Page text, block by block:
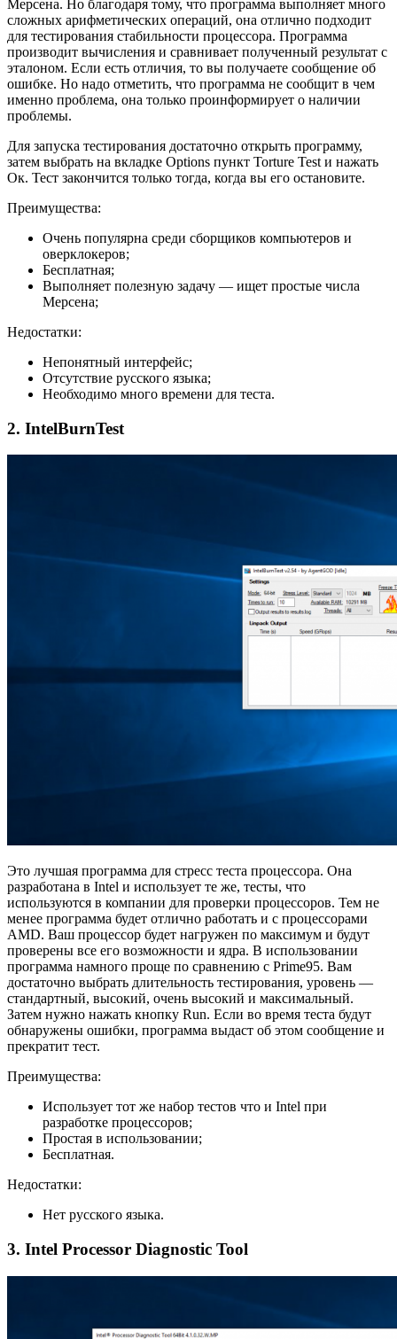
Мерсена. Но благодаря тому, что программа выполняет много
сложных арифметических операций, она отлично подходит
для тестирования стабильности процессора. Программа
производит вычисления и сравнивает полученный результат с
эталоном. Если есть отличия, то вы получаете сообщение об
ошибке. Но надо отметить, что программа не сообщит в чем
именно проблема, она только проинформирует о наличии
проблемы.
Для запуска тестирования достаточно открыть программу,
затем выбрать на вкладке Options пункт Torture Test и нажать
Ок. Тест закончится только тогда, когда вы его остановите.
Преимущества:
Очень популярна среди сборщиков компьютеров и
оверклокеров;
Бесплатная;
Выполняет полезную задачу — ищет простые числа
Мерсена;
Недостатки:
Непонятный интерфейс;
Отсутствие русского языка;
Необходимо много времени для теста.
2. IntelBurnTest
Это лучшая программа для стресс теста процессора. Она
разработана в Intel и использует те же, тесты, что
используются в компании для проверки процессоров. Тем не
менее программа будет отлично работать и с процессорами
AMD. Ваш процессор будет нагружен по максимум и будут
проверены все его возможности и ядра. В использовании
программа намного проще по сравнению с Prime95. Вам
достаточно выбрать длительность тестирования, уровень —
стандартный, высокий, очень высокий и максимальный.
Затем нужно нажать кнопку Run. Если во время теста будут
обнаружены ошибки, программа выдаст об этом сообщение и
прекратит тест.
Преимущества:
Использует тот же набор тестов что и Intel при
разработке процессоров;
Простая в использовании;
Бесплатная.
Недостатки:
Нет русского языка.
3. Intel Processor Diagnostic Tool